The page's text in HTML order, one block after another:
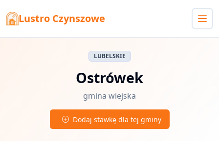
Lustro Czynszowe
LUBELSKIE
Ostrówek
gmina wiejska
Dodaj stawkę dla tej gminy